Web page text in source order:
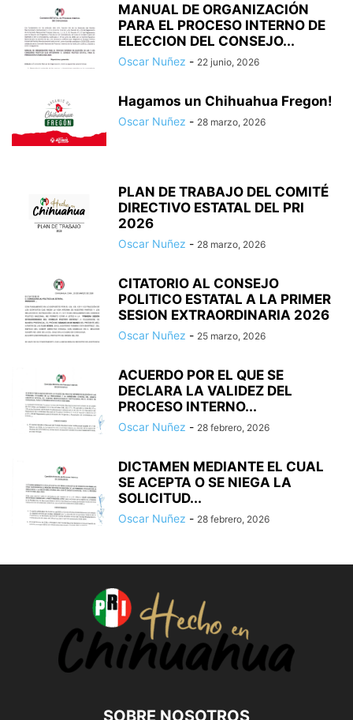
MANUAL DE ORGANIZACIÓN
PARA EL PROCESO INTERNO DE
ELECCION DEL CONSEJO...
Oscar Nuñez - 22 junio, 2026
Hagamos un Chihuahua Fregon!
Oscar Nuñez - 28 marzo, 2026
PLAN DE TRABAJO DEL COMITÉ
DIRECTIVO ESTATAL DEL PRI
2026
Oscar Nuñez - 28 marzo, 2026
CITATORIO AL CONSEJO
POLITICO ESTATAL A LA PRIMER
SESION EXTRAORDINARIA 2026
Oscar Nuñez - 25 marzo, 2026
ACUERDO POR EL QUE SE
DECLARA LA VALIDEZ DEL
PROCESO INTERNO...
Oscar Nuñez - 28 febrero, 2026
DICTAMEN MEDIANTE EL CUAL
SE ACEPTA O SE NIEGA LA
SOLICITUD...
Oscar Nuñez - 28 febrero, 2026
SOBRE NOSOTROS